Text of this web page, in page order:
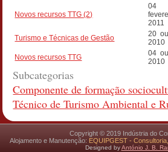
Novos recursos TTG (2)
04
2011
Turismo e Técnicas de Gestão
20
2010
Novos recursos TTG
04
2010
Subcategorias
Componente de formação
Técnico de Turismo Ambiental e
Copyright © 2019 Indústria do
Alojamento e Manutenção: EQUIPGEST -
Designed byAntónio J. B.